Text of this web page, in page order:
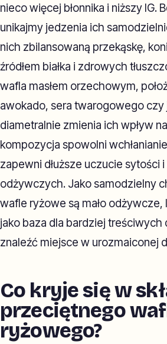
nieco więcej błonnika i niższy IG.
unikajmy jedzenia ich
nich zbilansowaną przekąskę,
źródłem białka i zdrowych
wafla masłem orzechowym,
awokado, sera twarogowego czy
diametralnie zmienia ich wpływ
kompozycja spowolni
zapewni dłuższe uczucie sytości
odżywczych. Jako samodzielny
wafle ryżowe są mało
jako baza dla bardziej treściwych
znaleźć miejsce w urozmaiconej
Co kryje się w
przeciętnego
ryżowego?